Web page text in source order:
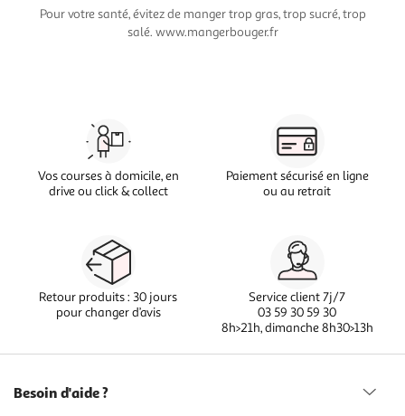
Pour votre santé, évitez de manger trop gras, trop sucré, trop
salé. www.mangerbouger.fr
Vos courses à domicile, en
drive ou click & collect
Paiement sécurisé en ligne
ou au retrait
Retour produits : 30 jours
pour changer d’avis
Service client 7j/7
03 59 30 59 30
8h>21h, dimanche 8h30>13h
Besoin d'aide ?